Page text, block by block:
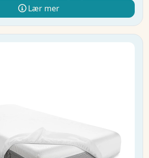
Lær mer